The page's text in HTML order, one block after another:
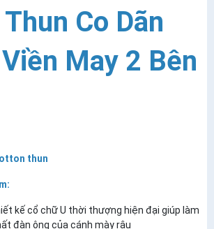
Co Dãn
May 2 Bên
thun
kế cổ chữ U thời thượng hiện đại giúp làm
đàn ông của cánh mày râu